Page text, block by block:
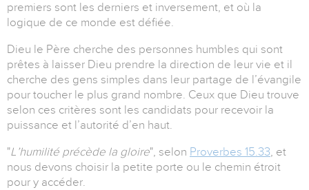
premiers sont les derniers et inversement, et où la
logique de ce monde est défiée.
Dieu le Père cherche des personnes humbles qui sont
prêtes à laisser Dieu prendre la direction de leur vie et il
cherche des gens simples dans leur partage de l’évangile
pour toucher le plus grand nombre. Ceux que Dieu trouve
selon ces critères sont les candidats pour recevoir la
puissance et l’autorité d’en haut.
"L’humilité précède la gloire", selon Proverbes 15.33, et
nous devons choisir la petite porte ou le chemin étroit
pour y accéder.